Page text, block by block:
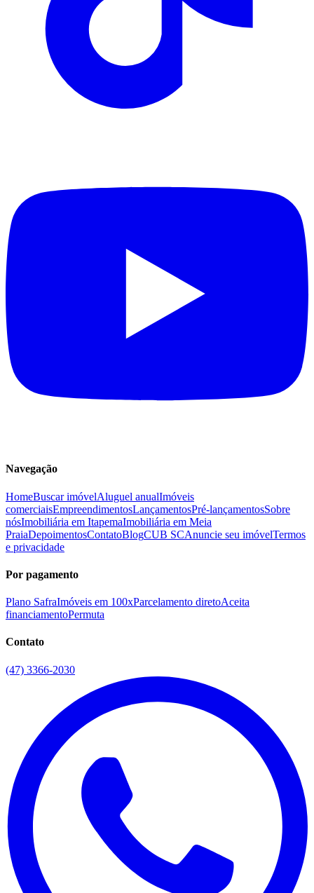
Navegação
HomeBuscar imóvelAluguel anualImóveis
comerciaisEmpreendimentosLançamentosPré-lançamentosSobre
nósImobiliária em ItapemaImobiliária em Meia
PraiaDepoimentosContatoBlogCUB SCAnuncie seu imóvelTermos
e privacidade
Por pagamento
Plano SafraImóveis em 100xParcelamento diretoAceita
financiamentoPermuta
Contato
(47) 3366-2030